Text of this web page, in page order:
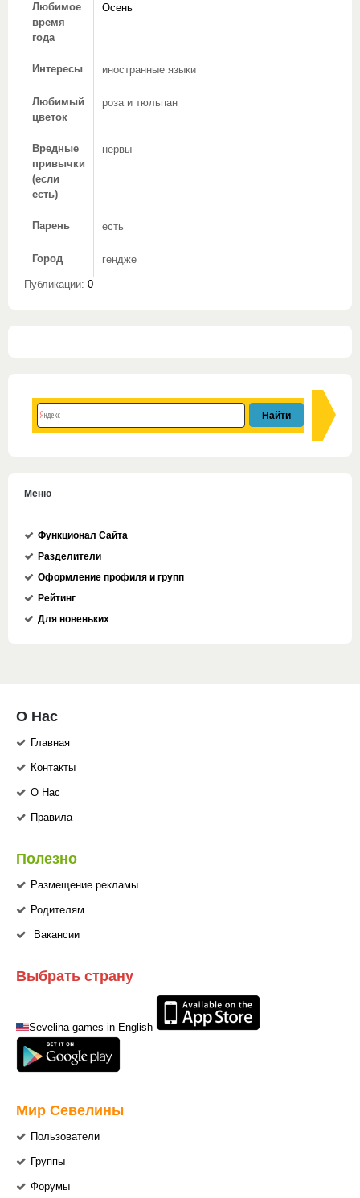
Любимое
время
года
Осень
Интересы иностранные языки
Любимый
цветок
роза и тюльпан
Вредные
привычки
(если
есть)
нервы
Парень есть
Город гендже
Публикации: 0
Меню
Функционал Сайта
Разделители
Оформление профиля и групп
Рейтинг
Для новеньких
О Нас
Главная
Контакты
О Нас
Правила
Полезно
Размещение рекламы
Родителям
Вакансии
Выбрать страну
Sevelina games in English
Мир Севелины
Пользователи
Группы
Форумы